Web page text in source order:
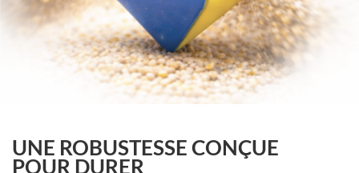
UNE ROBUSTESSE CONÇUE
POUR DURER